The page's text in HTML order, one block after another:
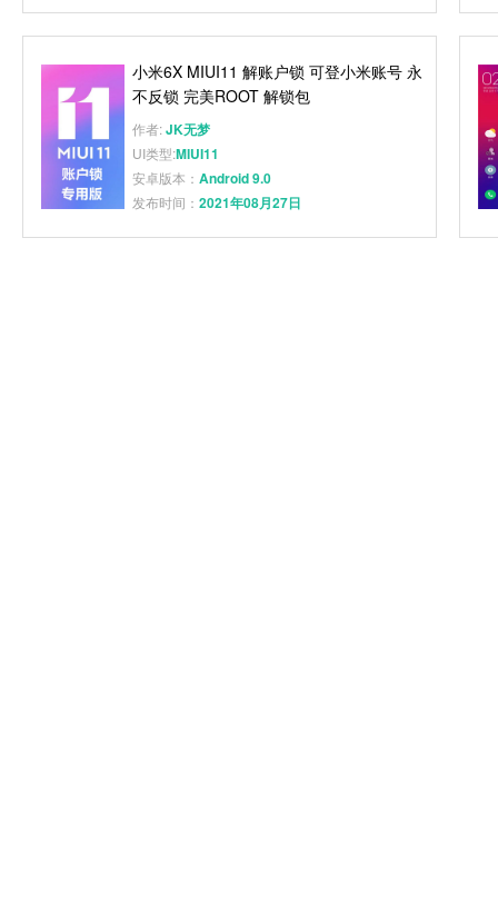
小米6X MIUI11 解账户锁 可登小米账号 永
不反锁 完美ROOT 解锁包
作者:JK无梦
UI类型:MIUI11
安卓版本： Android 9.0
发布时间： 2021年08月27日